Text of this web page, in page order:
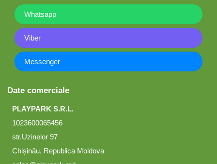
Whatsapp
Viber
Messenger
Date comerciale
PLAYPARK S.R.L.
1023600065456
str.Uzinelor 97
Chișinău, Republica Moldova